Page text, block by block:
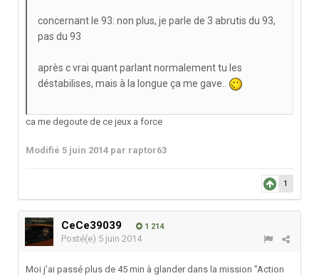
concernant le 93: non plus, je parle de 3 abrutis du 93,
pas du 93
après c vrai quant parlant normalement tu les
déstabilises, mais à la longue ça me gave..
ca me degoute de ce jeux a force
Modifié 5 juin 2014 par raptor63
1
CeCe39039 1 214
Posté(e) 5 juin 2014
Moi j'ai passé plus de 45 min à glander dans la mission "Action